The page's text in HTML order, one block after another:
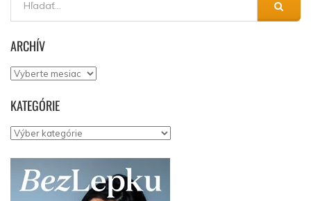
ARCHÍV
Archív
KATEGÓRIE
Kategórie